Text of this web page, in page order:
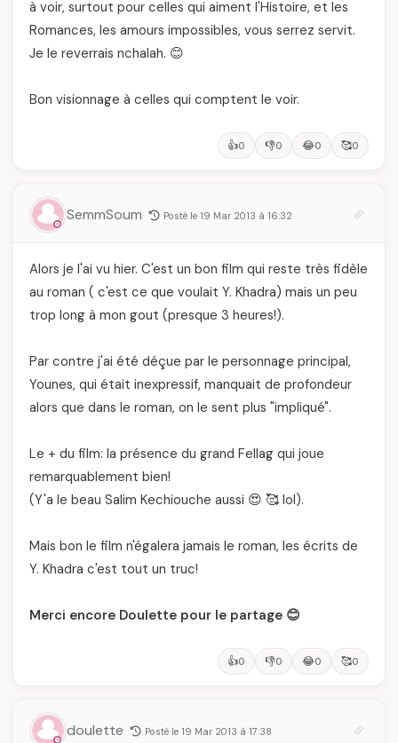
à voir, surtout pour celles qui aiment l'Histoire, et les
Romances, les amours impossibles, vous serrez servit.
Je le reverrais nchalah. 😊
Bon visionnage à celles qui comptent le voir.
👍0 👎0 😂0 🥰0
SemmSoum Posté le 19 Mar 2013 à 16:32
Alors je l'ai vu hier. C'est un bon film qui reste très fidèle
au roman ( c'est ce que voulait Y. Khadra) mais un peu
trop long à mon gout (presque 3 heures!).
Par contre j'ai été déçue par le personnage principal,
Younes, qui était inexpressif, manquait de profondeur
alors que dans le roman, on le sent plus "impliqué".
Le + du film: la présence du grand Fellag qui joue
remarquablement bien!
(Y'a le beau Salim Kechiouche aussi 😍 🥰 lol).
Mais bon le film n'égalera jamais le roman, les écrits de
Y. Khadra c'est tout un truc!
Merci encore Doulette pour le partage 😊
👍0 👎0 😂0 🥰0
doulette Posté le 19 Mar 2013 à 17:38